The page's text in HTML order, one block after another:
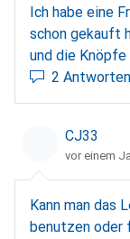
Ich habe eine
schon gekauft
und die Knöpfe
knapp einem
bekommen).
kann? Bevor
unversucht
2 Antworten
CJ33
vor einem
Kann man das
benutzen oder